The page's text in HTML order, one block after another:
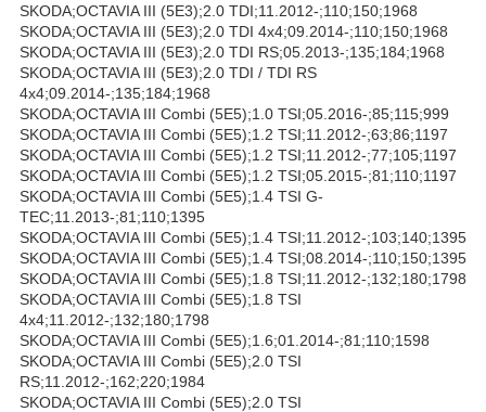
SKODA;OCTAVIA III (5E3);2.0 TDI;11.2012-;110;150;1968
SKODA;OCTAVIA III (5E3);2.0 TDI 4x4;09.2014-;110;150;1968
SKODA;OCTAVIA III (5E3);2.0 TDI RS;05.2013-;135;184;1968
SKODA;OCTAVIA III (5E3);2.0 TDI / TDI RS
4x4;09.2014-;135;184;1968
SKODA;OCTAVIA III Combi (5E5);1.0 TSI;05.2016-;85;115;999
SKODA;OCTAVIA III Combi (5E5);1.2 TSI;11.2012-;63;86;1197
SKODA;OCTAVIA III Combi (5E5);1.2 TSI;11.2012-;77;105;1197
SKODA;OCTAVIA III Combi (5E5);1.2 TSI;05.2015-;81;110;1197
SKODA;OCTAVIA III Combi (5E5);1.4 TSI G-
TEC;11.2013-;81;110;1395
SKODA;OCTAVIA III Combi (5E5);1.4 TSI;11.2012-;103;140;1395
SKODA;OCTAVIA III Combi (5E5);1.4 TSI;08.2014-;110;150;1395
SKODA;OCTAVIA III Combi (5E5);1.8 TSI;11.2012-;132;180;1798
SKODA;OCTAVIA III Combi (5E5);1.8 TSI
4x4;11.2012-;132;180;1798
SKODA;OCTAVIA III Combi (5E5);1.6;01.2014-;81;110;1598
SKODA;OCTAVIA III Combi (5E5);2.0 TSI
RS;11.2012-;162;220;1984
SKODA;OCTAVIA III Combi (5E5);2.0 TSI